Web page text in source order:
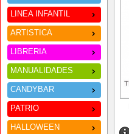
LINEA INFANTIL
ARTISTICA
LIBRERIA
MANUALIDADES
CANDYBAR
PATRIO
HALLOWEEN